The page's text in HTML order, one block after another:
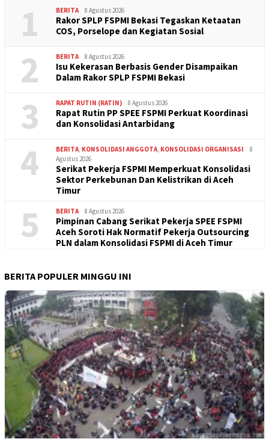
1 BERITA 8 Agustus 2026
Rakor SPLP FSPMI Bekasi Tegaskan Ketaatan
COS, Porselope dan Kegiatan Sosial
2 BERITA 8 Agustus 2026
Isu Kekerasan Berbasis Gender Disampaikan
Dalam Rakor SPLP FSPMI Bekasi
3 RAPAT RUTIN (RATIN) 8 Agustus 2026
Rapat Rutin PP SPEE FSPMI Perkuat Koordinasi
dan Konsolidasi Antarbidang
4 BERITA, KONSOLIDASI ANGGOTA, KONSOLIDASI ORGANISASI
8
Agustus 2026
Serikat Pekerja FSPMI Memperkuat Konsolidasi
Sektor Perkebunan Dan Kelistrikan di Aceh
Timur
5 BERITA 8 Agustus 2026
Pimpinan Cabang Serikat Pekerja SPEE FSPMI
Aceh Soroti Hak Normatif Pekerja Outsourcing
PLN dalam Konsolidasi FSPMI di Aceh Timur
BERITA POPULER MINGGU INI